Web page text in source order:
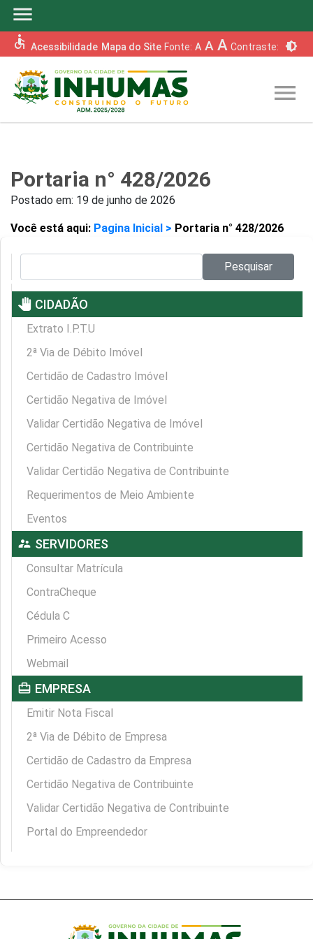
menu
accessible Acessibilidade Mapa do Site Fonte: A A A Contraste: brightness_6
menu
Portaria n° 428/2026
Postado em: 19 de junho de 2026
Você está aqui: Pagina Inicial > Portaria n° 428/2026
Pesquisar
pan_tool CIDADÃO
Extrato I.P.T.U
2ª Via de Débito Imóvel
Certidão de Cadastro Imóvel
Certidão Negativa de Imóvel
Validar Certidão Negativa de Imóvel
Certidão Negativa de Contribuinte
Validar Certidão Negativa de Contribuinte
Requerimentos de Meio Ambiente
Eventos
supervisor_account SERVIDORES
Consultar Matrícula
ContraCheque
Cédula C
Primeiro Acesso
Webmail
card_travel EMPRESA
Emitir Nota Fiscal
2ª Via de Débito de Empresa
Certidão de Cadastro da Empresa
Certidão Negativa de Contribuinte
Validar Certidão Negativa de Contribuinte
Portal do Empreendedor